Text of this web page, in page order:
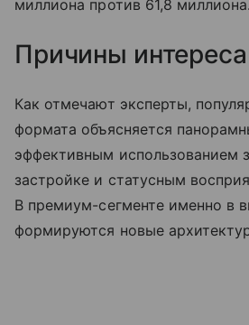
миллиона против 61,8 миллиона.
Причины интереса
Как отмечают эксперты,
формата объясняется
эффективным использованием
застройке и статусным
В премиум-сегменте именно в
формируются новые